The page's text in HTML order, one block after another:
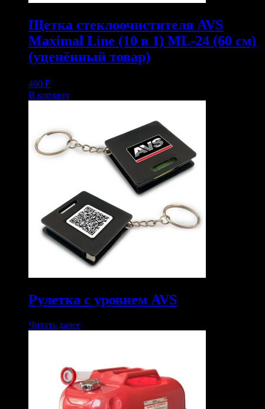
Щетка стеклоочистителя AVS
Maximal Line (10 в 1) ML-24 (60 см)
(уценённый товар)
460 ₽
В корзину
Рулетка с уровнем AVS
Читать далее